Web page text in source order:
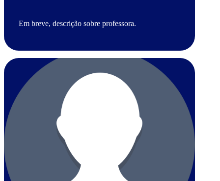
Em breve, descrição sobre professora.